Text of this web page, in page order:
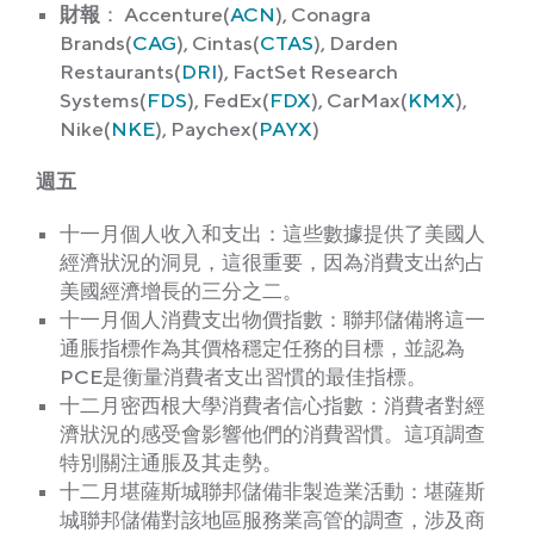
財報 ： Accenture(ACN), Conagra
Brands(CAG), Cintas(CTAS), Darden
Restaurants(DRI), FactSet Research
Systems(FDS), FedEx(FDX), CarMax(KMX),
Nike(NKE), Paychex(PAYX)
週五
十一月個人收入和支出：這些數據提供了美國人
經濟狀況的洞見，這很重要，因為消費支出約占
美國經濟增長的三分之二。
十一月個人消費支出物價指數：聯邦儲備將這一
通脹指標作為其價格穩定任務的目標，並認為
PCE是衡量消費者支出習慣的最佳指標。
十二月密西根大學消費者信心指數：消費者對經
濟狀況的感受會影響他們的消費習慣。這項調查
特別關注通脹及其走勢。
十二月堪薩斯城聯邦儲備非製造業活動：堪薩斯
城聯邦儲備對該地區服務業高管的調查，涉及商